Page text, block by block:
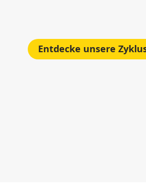
Entdecke unsere